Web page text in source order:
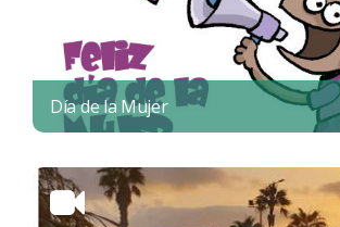
Día de la Mujer